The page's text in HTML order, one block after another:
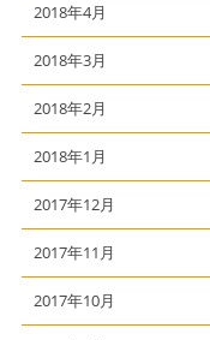
2018年4月
2018年3月
2018年2月
2018年1月
2017年12月
2017年11月
2017年10月